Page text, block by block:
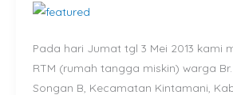
Pada hari Jumat tgl 3 Mei 2013 kami
RTM (rumah tangga miskin) warga
Songan B, Kecamatan Kintamani,
Songan,
Bangli